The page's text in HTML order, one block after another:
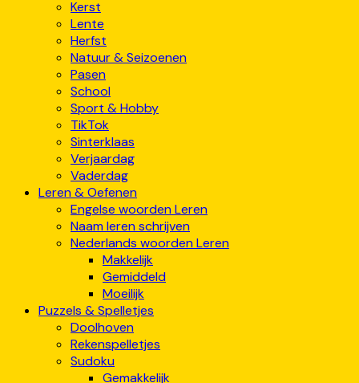
Kerst
Lente
Herfst
Natuur & Seizoenen
Pasen
School
Sport & Hobby
TikTok
Sinterklaas
Verjaardag
Vaderdag
Leren & Oefenen
Engelse woorden Leren
Naam leren schrijven
Nederlands woorden Leren
Makkelijk
Gemiddeld
Moeilijk
Puzzels & Spelletjes
Doolhoven
Rekenspelletjes
Sudoku
Gemakkelijk